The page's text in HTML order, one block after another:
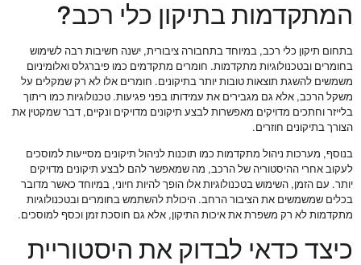
המתקדמות בתיקון כלי רכב?
בתחום תיקון כלי רכב, במיוחד בתחבורה ציבורית, ישנה חשיבות רבה לשימוש
בחומרים ובטכנולוגיות מתקדמות. חומרים מתקדמים כמו פיברגלס ואלומיניום
משמשים להשגת תוצאות טובות יותר בתיקונים. חומרים אלו לא רק שמקלים על
משקל הרכב, אלא גם מגבירים את עמידותו בפני פגיעות. טכנולוגיות כמו ריתוך
בלייזר וחתכים מדויקים מאפשרות לבצע תיקונים מדויקים ונקיים, דבר שמקטין את
הצורך בתיקונים חוזרים.
בנוסף, מערכות ניהול מתקדמות כמו תוכנות לניהול תיקונים מסייעות למוסכים
לעקוב אחרי ההיסטוריה של הרכב, מה שמאפשר להם לבצע תיקונים מדויקים
יותר. עם הזמן, השימוש בטכנולוגיות אלו הופך להיות חיוני, במיוחד כאשר מדובר
בכלים שמשמשים את הציבור הרחב. היכולת להשתמש בחומרים ובטכנולוגיות
מתקדמות לא רק משפרת את איכות התיקון, אלא גם חוסכת זמן וכסף למוסכים.
כיצד כדאי לבדוק את היסטוריית